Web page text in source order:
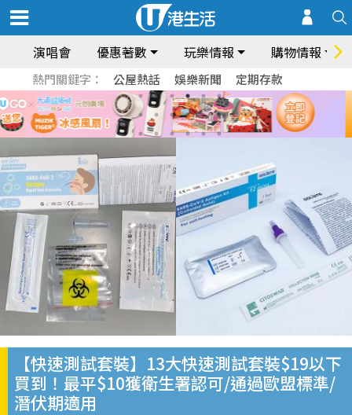
演唱會 優惠著數 玩樂情報 購物情報
熱門關鍵字： 公屋熱話 娛樂新聞 定期存款
【快速測試套裝】13大快速測試套裝$19以下
買到！最平$10獲衛生署認可/通過歐盟標準/
潛伏期適用